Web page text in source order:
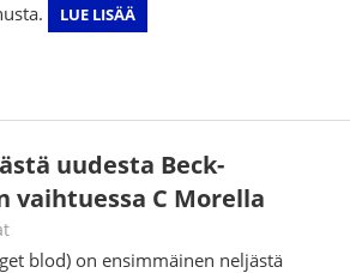
LUE LISÄÄ
uudesta Beck-
vaihtuessa C Morella
blod) on ensimmäinen neljästä